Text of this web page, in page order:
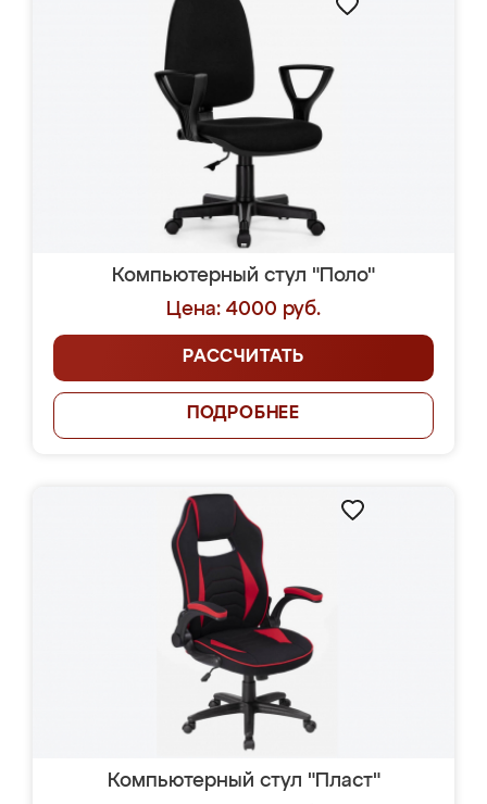
Компьютерный стул "Поло"
Цена: 4000 руб.
РАССЧИТАТЬ
ПОДРОБНЕЕ
Компьютерный стул "Пласт"